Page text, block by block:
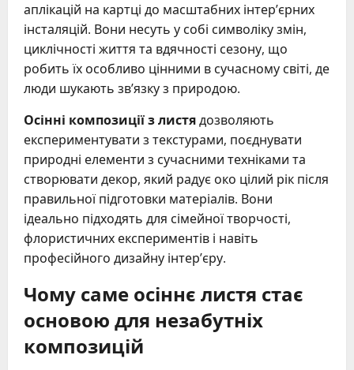
аплікацій на картці до масштабних інтер’єрних
інсталяцій. Вони несуть у собі символіку змін,
циклічності життя та вдячності сезону, що
робить їх особливо цінними в сучасному світі, де
люди шукають зв’язку з природою.
Осінні композиції з листядозволяють
експериментувати з текстурами, поєднувати
природні елементи з сучасними техніками та
створювати декор, який радує око цілий рік після
правильної підготовки матеріалів. Вони
ідеально підходять для сімейної творчості,
флористичних експериментів і навіть
професійного дизайну інтер’єру.
Чому саме осіннє листя стає
основою для незабутніх
композицій